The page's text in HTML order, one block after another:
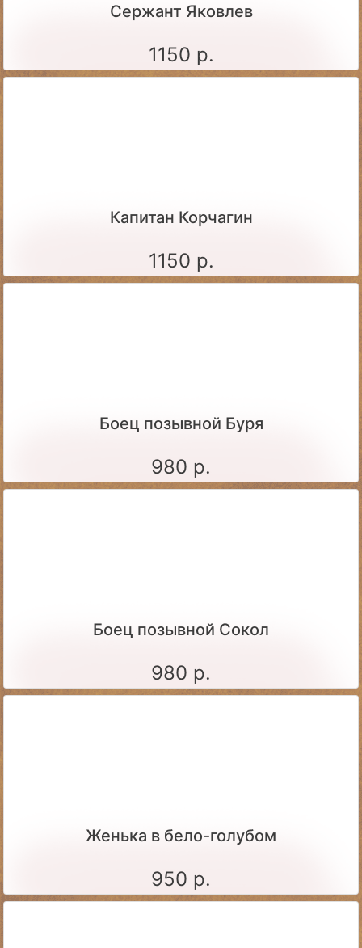
Сержант Яковлев
1150 р.
Капитан Корчагин
1150 р.
Боец позывной Буря
980 р.
Боец позывной Сокол
980 р.
Женька в бело-голубом
950 р.